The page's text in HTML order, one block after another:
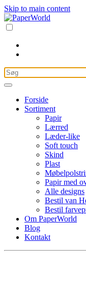
Skip to main content
Forside
Sortiment
Papir
Lærred
Læder-like
Soft touch
Skind
Plast
Papir med
Alle designs
Bestil van
Bestil
Om PaperWorld
Blog
Kontakt